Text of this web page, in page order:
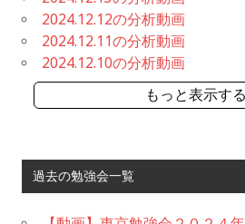
2024.12.12の分析動画
2024.12.11の分析動画
2024.12.10の分析動画
もっと表示す
過去の勉強会一覧